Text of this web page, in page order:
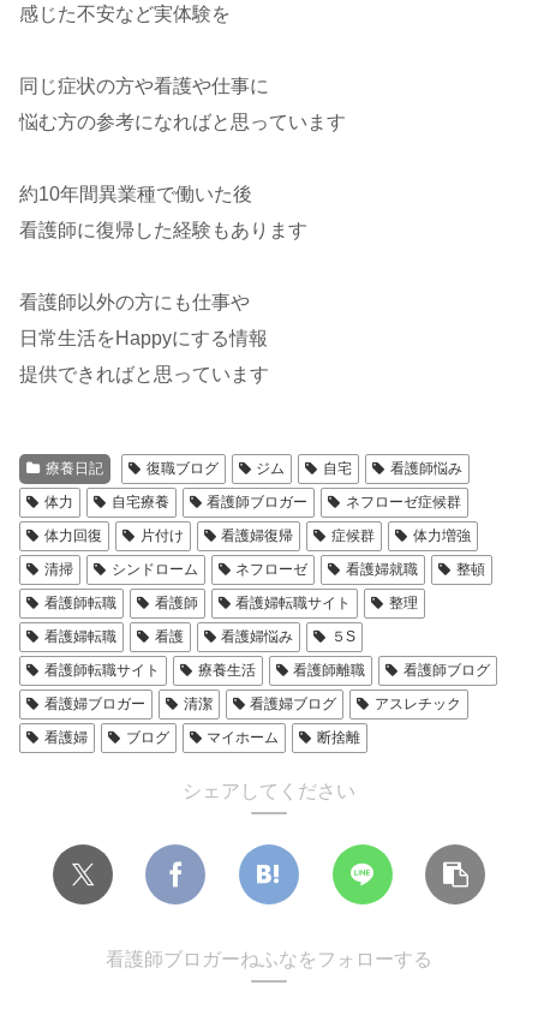
感じた不安など実体験を
同じ症状の方や看護や仕事に
悩む方の参考になればと思っています
約10年間異業種で働いた後
看護師に復帰した経験もあります
看護師以外の方にも仕事や
日常生活をHappyにする情報
提供できればと思っています
療養日記 復職ブログ ジム 自宅
看護師悩み
体力
自宅療養 看護師ブロガー
ネフローゼ症候群
体力回復
片付け 看護婦復帰 症候群
体力増強
清掃
シンドローム ネフローゼ 看護婦就職
整頓
看護師転職
看護師 看護婦転職サイト
整理
看護婦転職
看護 看護婦悩み
５S
看護師転職サイト
療養生活 看護師離職
看護師ブログ
看護婦ブロガー
清潔 看護婦ブログ
アスレチック
看護婦
ブログ マイホーム 断捨離
シェアしてください
看護師ブロガーねふなをフォローする